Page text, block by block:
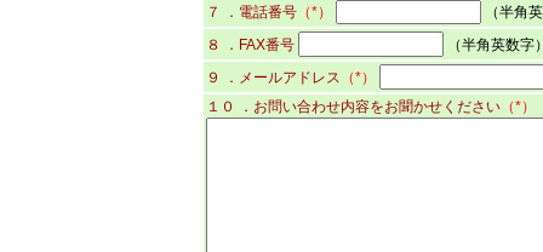
７ ．電話番号（*）
（半角
８ ．FAX番号
（半角英数字
９ ．メールアドレス （*）
１０ ．お問い合わせ内容をお聞かせください（*）